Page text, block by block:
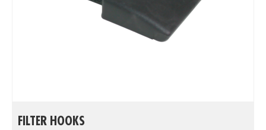
FILTER HOOKS